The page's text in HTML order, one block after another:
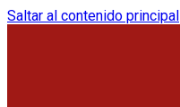
Saltar al contenido principal